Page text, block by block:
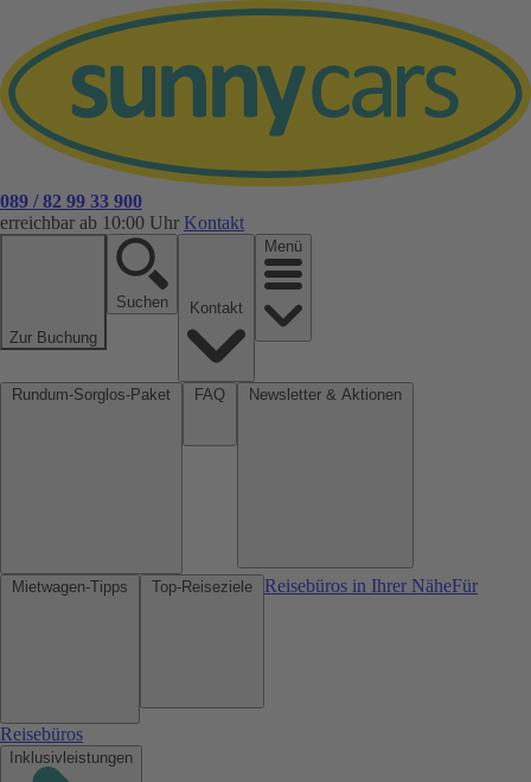
089 / 82 99 33 900
erreichbar ab 10:00 Uhr Kontakt
Zur Buchung
Suchen
Menü
Reisebüros in Ihrer NäheFür
Reisebüros
Inklusivleistungen